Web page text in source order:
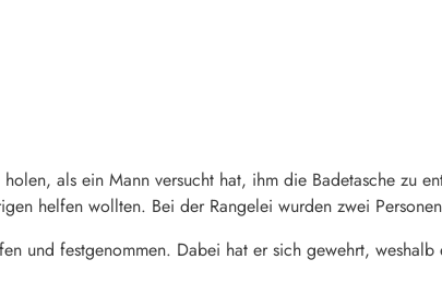
als ein Mann versucht hat, ihm die Badetasche zu
helfen wollten. Bei der Rangelei wurden zwei
und festgenommen. Dabei hat er sich gewehrt,